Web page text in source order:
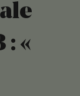
: «